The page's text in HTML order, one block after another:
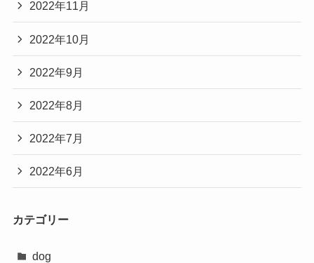
2022年11月
2022年10月
2022年9月
2022年8月
2022年7月
2022年6月
カテゴリー
dog